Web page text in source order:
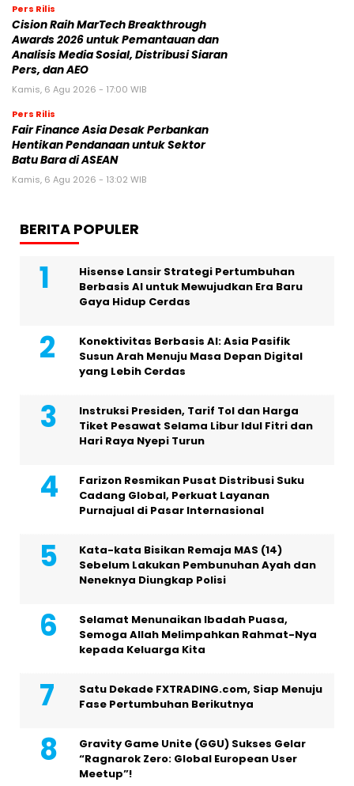
Pers Rilis
Cision Raih MarTech Breakthrough
Awards 2026 untuk Pemantauan dan
Analisis Media Sosial, Distribusi Siaran
Pers, dan AEO
Kamis, 6 Agu 2026 - 17:00 WIB
Pers Rilis
Fair Finance Asia Desak Perbankan
Hentikan Pendanaan untuk Sektor
Batu Bara di ASEAN
Kamis, 6 Agu 2026 - 13:02 WIB
BERITA POPULER
Hisense Lansir Strategi Pertumbuhan
Berbasis AI untuk Mewujudkan Era Baru
Gaya Hidup Cerdas
Konektivitas Berbasis AI: Asia Pasifik
Susun Arah Menuju Masa Depan Digital
yang Lebih Cerdas
Instruksi Presiden, Tarif Tol dan Harga
Tiket Pesawat Selama Libur Idul Fitri dan
Hari Raya Nyepi Turun
Farizon Resmikan Pusat Distribusi Suku
Cadang Global, Perkuat Layanan
Purnajual di Pasar Internasional
Kata-kata Bisikan Remaja MAS (14)
Sebelum Lakukan Pembunuhan Ayah dan
Neneknya Diungkap Polisi
Selamat Menunaikan Ibadah Puasa,
Semoga Allah Melimpahkan Rahmat-Nya
kepada Keluarga Kita
Satu Dekade FXTRADING.com, Siap Menuju
Fase Pertumbuhan Berikutnya
Gravity Game Unite (GGU) Sukses Gelar
“Ragnarok Zero: Global European User
Meetup”!